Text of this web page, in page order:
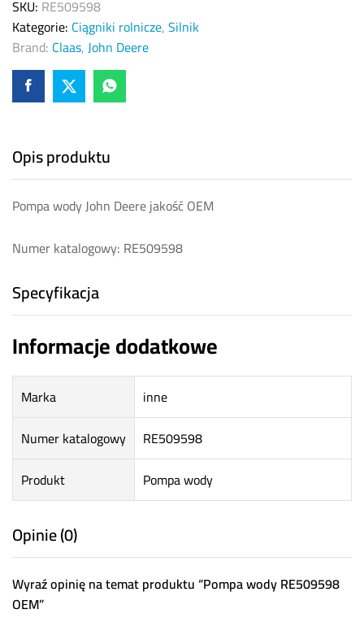
SKU: RE509598
Kategorie: Ciągniki rolnicze,Silnik
Brand: Claas,John Deere
Opis produktu
Pompa wody John Deere jakość OEM
Numer katalogowy: RE509598
Specyfikacja
Informacje dodatkowe
Marka
inne
Numer katalogowy
RE509598
Produkt
Pompa wody
Opinie (0)
Wyraź opinię na temat produktu “Pompa wody RE509598
OEM”